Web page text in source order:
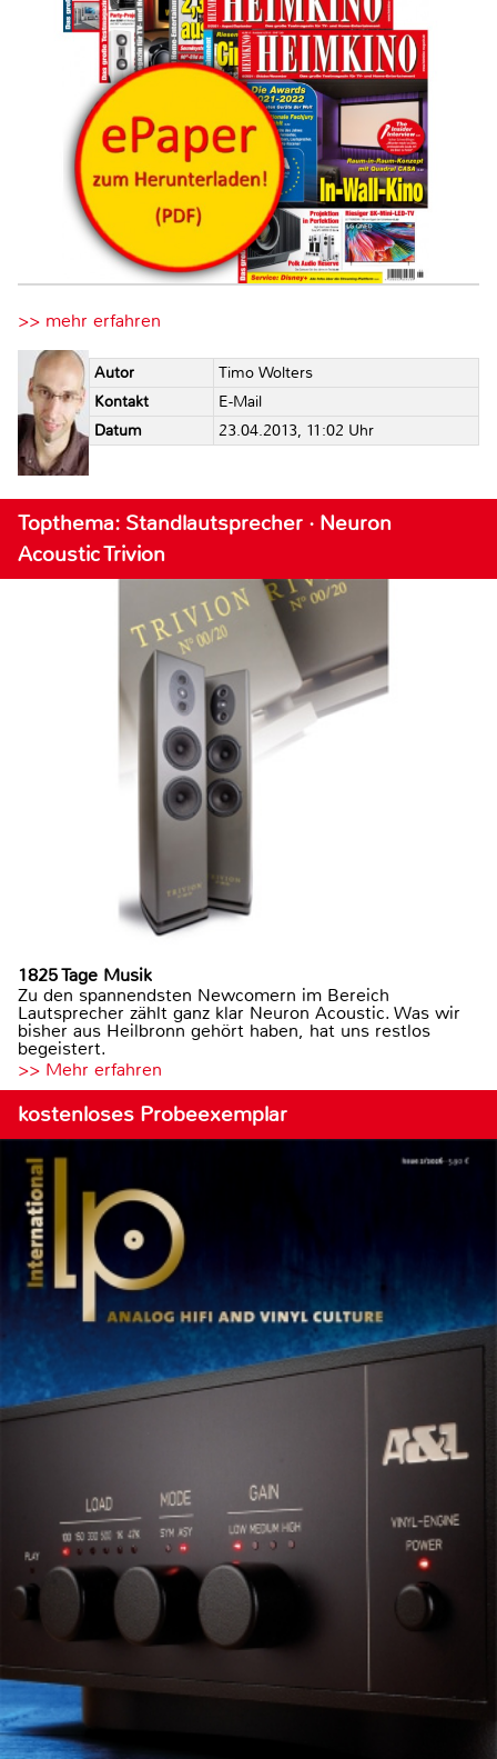
>> mehr erfahren
Autor
Timo Wolters
Kontakt
E-Mail
Datum
23.04.2013, 11:02 Uhr
Topthema: Standlautsprecher · Neuron
Acoustic Trivion
1825 Tage Musik
Zu den spannendsten Newcomern im Bereich
Lautsprecher zählt ganz klar Neuron Acoustic. Was wir
bisher aus Heilbronn gehört haben, hat uns restlos
begeistert.
>> Mehr erfahren
kostenloses Probeexemplar